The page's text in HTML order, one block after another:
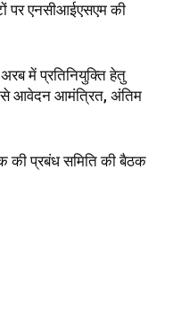
पर एनसीआईएसएम की
में प्रतिनियुक्ति हेतु
से आवेदन आमंत्रित, अंतिम
की प्रबंध समिति की बैठक